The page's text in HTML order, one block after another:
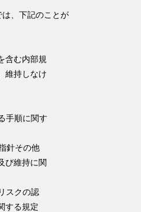
は、下記のことが
含む内部規
維持しなけ
手順に関す
針その他
び維持に関
スクの認
する規定